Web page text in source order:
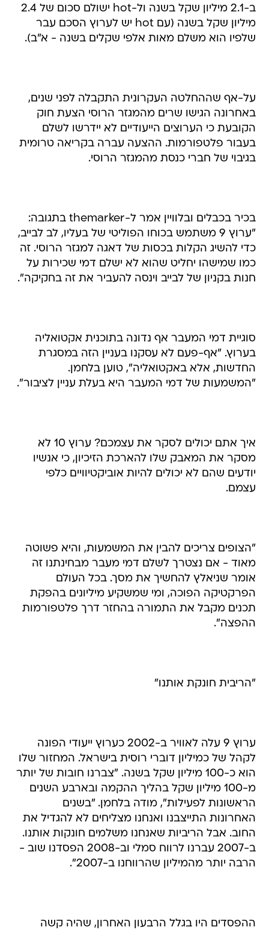
ב-2.1 מיליון שקל בשנה ול-hot ישולם סכום של 2.4
מיליון שקל בשנה (עם hot יש לערוץ הסכם עבר
שלפיו הוא משלם מאות אלפי שקלים בשנה - א"ב).
על-אף שההחלטה העקרונית התקבלה לפני שנים,
באחרונה הגישו שרים מהמגזר הרוסי הצעת חוק
הקובעת כי הערוצים הייעודיים לא יידרשו לשלם
בעבור פלטפורמות. ההצעה עברה בקריאה טרומית
בגיבוי של חברי כנסת מהמגזר הרוסי.
בכיר בכבלים ובלוויין אמר ל-themarker בתגובה:
"ערוץ 9 משתמש בכוחו הפוליטי של בעליו, לב לבייב,
כדי להשיג הקלות בכסות של דאגה למגזר הרוסי. זה
כמו שמישהו יחליט שהוא לא ישלם דמי שכירות על
חנות בקניון של לבייב וינסה להעביר את זה בחקיקה".
סוגיית דמי המעבר אף נדונה בתוכנית אקטואליה
בערוץ. "אף-פעם לא עסקנו בעניין הזה במסגרת
החדשות, אלא באקטואליה", טוען בלחמן.
"המשמעות של דמי המעבר היא בעלת עניין לציבור".
איך אתם יכולים לסקר את עצמכם? ערוץ 10 לא
מסקר את המאבק שלו להארכת הזיכיון, כי אנשיו
יודעים שהם לא יכולים להיות אוביקטיוויים כלפי
עצמם.
"הצופים צריכים להבין את המשמעות, והיא פשוטה
מאוד - אם נצטרך לשלם דמי מעבר מבחינתנו זה
אומר שניאלץ להחשיך את מסך. בכל העולם
הפרקטיקה הפוכה, ומי שמשקיע מיליונים בהפקת
תכנים מקבל את התמורה בהחזר דרך פלטפורמות
ההפצה".
"הריבית חונקת אותנו"
ערוץ 9 עלה לאוויר ב-2002 כערוץ ייעודי הפונה
לקהל של כמיליון דוברי רוסית בישראל. המחזור שלו
הוא כ-100 מיליון שקל בשנה. "צברנו חובות של יותר
מ-100 מיליון שקל בהליך ההקמה ובארבע השנים
הראשונות לפעילות", מודה בלחמן. "בשנים
האחרונות התייצבנו ואנחנו מצליחים לא להגדיל את
החוב. אבל הריביות שאנחנו משלמים חונקות אותנו.
ב-2007 עברנו לרווח סמלי וב-2008 הפסדנו שוב -
הרבה יותר מהמיליון שהרווחנו ב-2007".
ההפסדים היו בגלל הרבעון האחרון, שהיה קשה